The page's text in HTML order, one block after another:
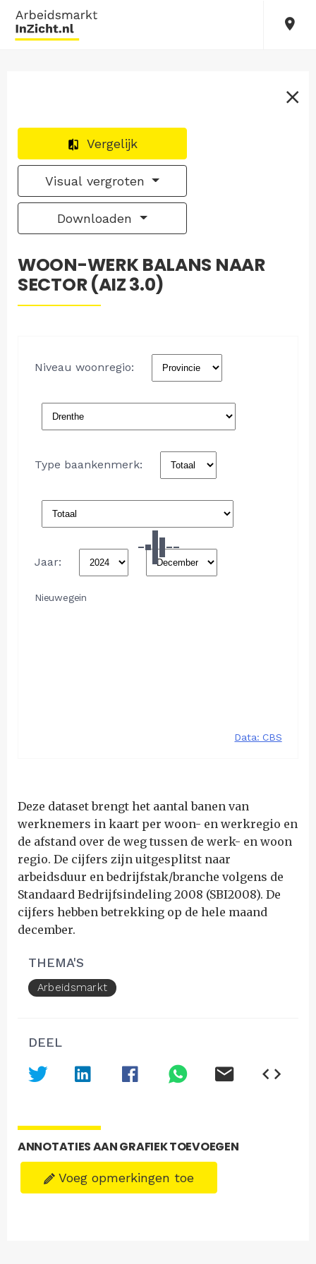
Vergelijk
Visual vergroten
Downloaden
WOON-WERK BALANS NAAR
SECTOR (AIZ 3.0)
Deze dataset brengt het aantal banen van
werknemers in kaart per woon- en werkregio en
de afstand over de weg tussen de werk- en woon
regio. De cijfers zijn uitgesplitst naar
arbeidsduur en bedrijfstak/branche volgens de
Standaard Bedrijfsindeling 2008 (SBI2008). De
cijfers hebben betrekking op de hele maand
december.
THEMA'S
Arbeidsmarkt
DEEL
ANNOTATIES AAN GRAFIEK TOEVOEGEN
Voeg opmerkingen toe